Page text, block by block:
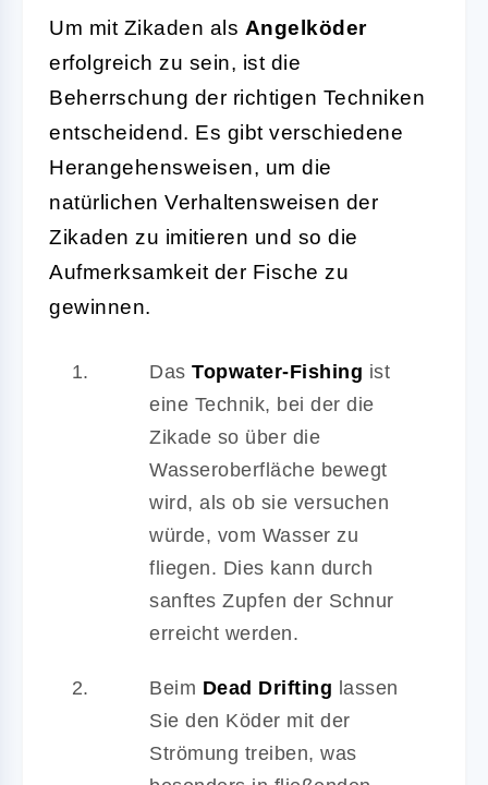
Um mit Zikaden als Angelköder
erfolgreich zu sein, ist die
Beherrschung der richtigen Techniken
entscheidend. Es gibt verschiedene
Herangehensweisen, um die
natürlichen Verhaltensweisen der
Zikaden zu imitieren und so die
Aufmerksamkeit der Fische zu
gewinnen.
Das Topwater-Fishing ist
eine Technik, bei der die
Zikade so über die
Wasseroberfläche bewegt
wird, als ob sie versuchen
würde, vom Wasser zu
fliegen. Dies kann durch
sanftes Zupfen der Schnur
erreicht werden.
Beim Dead Drifting lassen
Sie den Köder mit der
Strömung treiben, was